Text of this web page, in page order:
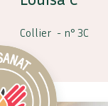
Collier - n° 3C